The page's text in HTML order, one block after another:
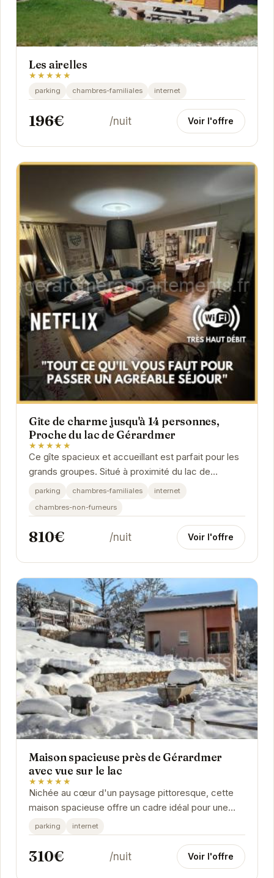
Les airelles
★★★★★
parking chambres-familiales internet
196€ /nuit Voir l'offre
Gîte de charme jusqu'à 14 personnes,
Proche du lac de Gérardmer
★★★★★
Ce gîte spacieux et accueillant est parfait pour les
grands groupes. Situé à proximité du lac de
Gérardmer, il offre un cadre idéal pour des...
parking chambres-familiales
internet
chambres-non-fumeurs
810€ /nuit Voir l'offre
Maison spacieuse près de Gérardmer
avec vue sur le lac
★★★★★
Nichée au cœur d'un paysage pittoresque, cette
maison spacieuse offre un cadre idéal pour une
escapade à Gérardmer. Avec sa vue imprenable
sur...
parking internet
310€ /nuit Voir l'offre